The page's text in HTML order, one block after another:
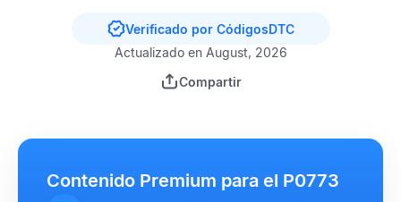
Verificado por CódigosDTC
Actualizado en August, 2026
Compartir
Contenido Premium para el P0773